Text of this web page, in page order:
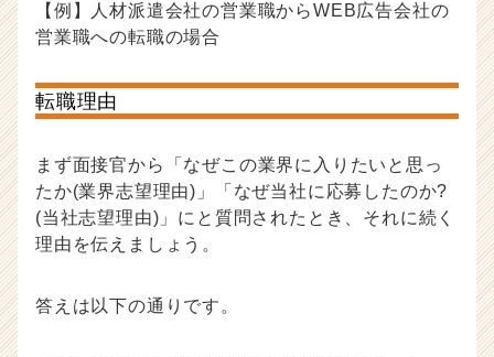
【例】人材派遣会社の営業職からWEB広告会社の
営業職への転職の場合
転職理由
まず面接官から「なぜこの業界に入りたいと思っ
たか(業界志望理由)」「なぜ当社に応募したのか?
(当社志望理由)」にと質問されたとき、それに続く
理由を伝えましょう。
答えは以下の通りです。